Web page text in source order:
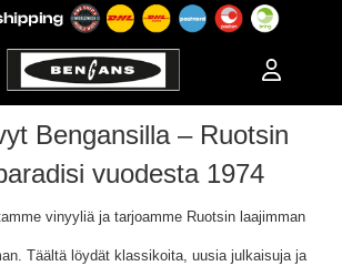
Bengansilla – Ruotsin
vuodesta 1974
vinyyliä ja tarjoamme Ruotsin laajimman
Täältä löydät klassikoita, uusia julkaisuja ja